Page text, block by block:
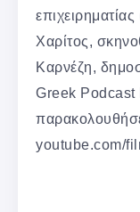
Χαρίτος,
Καρνέζη,
Greek Podcast
youtube.com/